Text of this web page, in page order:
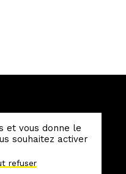
et vous donne le
souhaitez activer
refuser